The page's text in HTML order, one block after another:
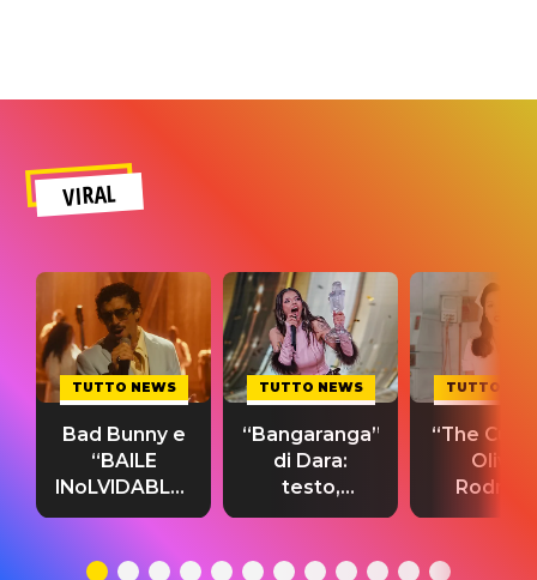
VIRAL
TUTTO NEWS
Bad Bunny e
“BAILE
INoLVIDABLE”:
testo,
significato
TUTTO NEWS
“Bangaranga”
di Dara:
testo,
traduzione e
del singolo
TUTTO
“The
Olivia
testo,